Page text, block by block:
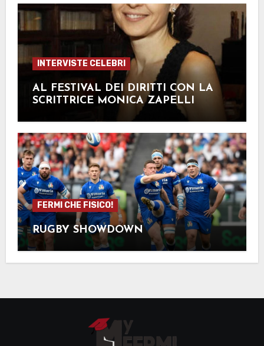
INTERVISTE CELEBRI
AL FESTIVAL DEI DIRITTI CON LA
SCRITTRICE MONICA ZAPELLI
FERMI CHE FISICO!
RUGBY SHOWDOWN